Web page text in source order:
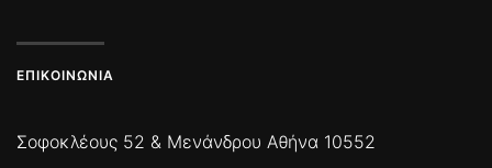
ΕΠΙΚΟΙΝΩΝΊΑ
Σοφοκλέους 52 & Μενάνδρου Αθήνα 10552